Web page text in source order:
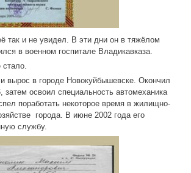
так и не увидел. В эти дни он в тяжёлом
в военном госпитале Владикавказа.
стало.
вырос в городе Новокуйбышевске. Окончил
освоил специальность автомеханика
поработать некоторое время в жилищно-
города. В июне 2002 года его
службу.